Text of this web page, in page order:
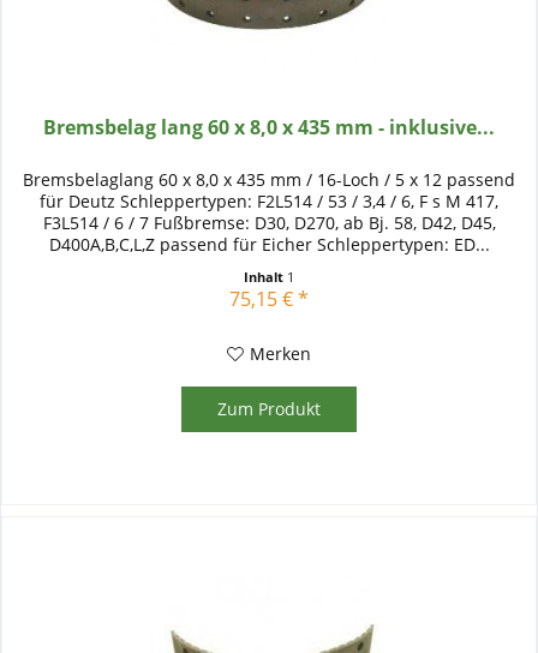
Bremsbelag lang 60 x 8,0 x 435 mm - inklusive...
Bremsbelaglang 60 x 8,0 x 435 mm / 16-Loch / 5 x 12 passend
für Deutz Schleppertypen: F2L514 / 53 / 3,4 / 6, F s M 417,
F3L514 / 6 / 7 Fußbremse: D30, D270, ab Bj. 58, D42, D45,
D400A,B,C,L,Z passend für Eicher Schleppertypen: ED...
Inhalt 1
75,15 € *
Merken
Zum Produkt